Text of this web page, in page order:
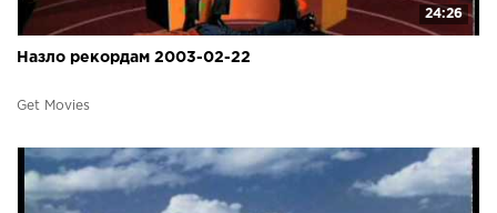
24:26
Назло рекордам 2003-02-22
Get Movies